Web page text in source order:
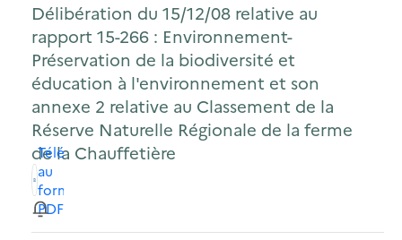
Délibération du 15/12/08 relative au
rapport 15-266 : Environnement-
Préservation de la biodiversité et
éducation à l'environnement et son
annexe 2 relative au Classement de la
Réserve Naturelle Régionale de la ferme
de la Chauffetière
Télécharger
au
format
PDF